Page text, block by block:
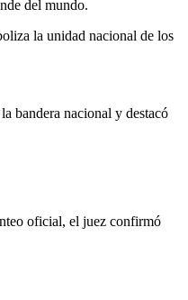
del mundo.
la unidad nacional de los
bandera nacional y destacó
oficial, el juez confirmó